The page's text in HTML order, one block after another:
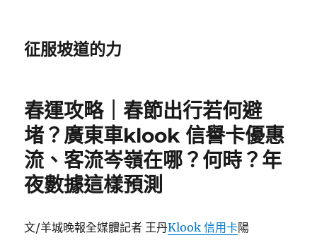
征服坡道的力
春運攻略｜春節出行若何避
堵？廣東車klook 信譽卡優惠
流、客流岑嶺在哪？何時？年
夜數據這樣預測
文/羊城晚報全媒體記者 王丹Klook 信用卡陽